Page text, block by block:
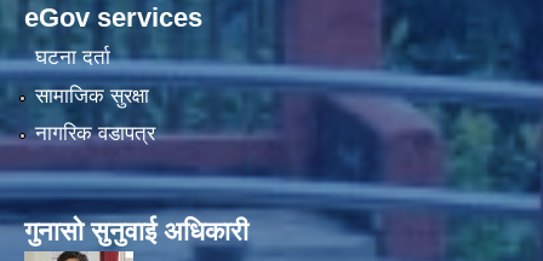
eGov services
घटना दर्ता
सामाजिक सुरक्षा
नागरिक वडापत्र
गुनासाे सुनुवाई अधिकारी